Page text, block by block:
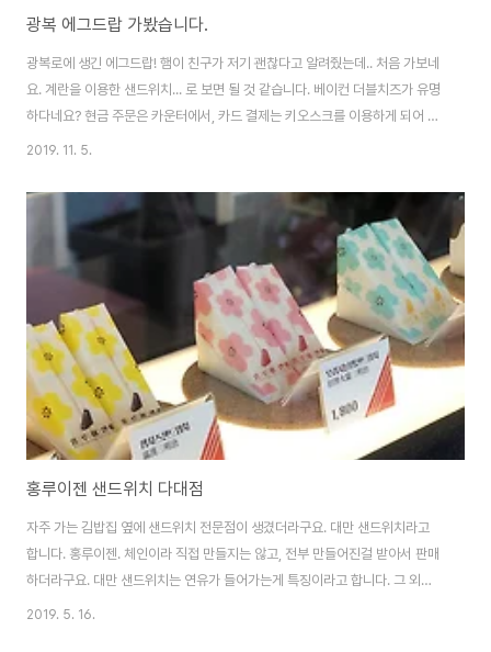
광복 에그드랍 가봤습니다.
광복로에 생긴 에그드랍! 햄이 친구가 저기 괜찮다고 알려줬는데.. 처음 가보네
요. 계란을 이용한 샌드위치... 로 보면 될 것 같습니다. 베이컨 더블치즈가 유명
하다네요? 현금 주문은 카운터에서, 카드 결제는 키오스크를 이용하게 되어 있
습니다. 메뉴가 엄청 많진 않아서.. 주문은 그리 어렵지 않아요. 요런모양으로
커피가 잘 어울릴 것 같아 아메리카노랑 함께 했네요. 아이스인걸 보니 아직 더
운 시기에 먹었....;;; 뭐랄까..? 계란을 넣은 햄버거 같습니다. 요새 에그버거도
유명하니 그 느낌이랑 좀 닮았으려나요? 빵이 상당히 기름져서 손에 좀 묻는건
감안하고 드세요. 빵은 갈릭 추천. 이게 더 맛있습니다. 생각보다 제법 든든한 ..
2019. 11. 5.
홍루이젠 샌드위치 다대점
자주 가는 김밥집 옆에 샌드위치 전문점이 생겼더라구요. 대만 샌드위치라고
합니다. 홍루이젠. 체인이라 직접 만들지는 않고, 전부 만들어진걸 받아서 판매
하더라구요. 대만 샌드위치는 연유가 들어가는게 특징이라고 합니다. 그 외에
특이한 재료는 없어서 저렴한 가격이 특징. 햄치즈 샌드위치 하나 사왔습니다.
2019. 5. 16.